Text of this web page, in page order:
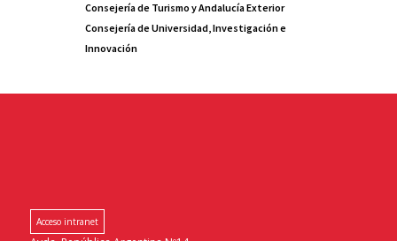
Consejería de Turismo y Andalucía Exterior
Consejería de Universidad, Investigación e
Innovación
Acceso intranet